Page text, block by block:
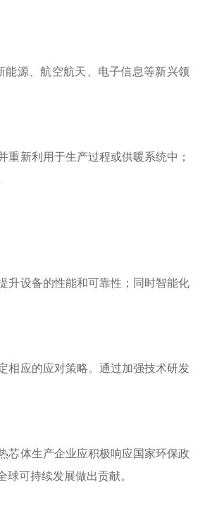
源、航空航天、电子信息等新兴领
新利用于生产过程或供暖系统中；
升设备的性能和可靠性；同时智能化
相应的应对策略。通过加强技术研发
芯体生产企业应积极响应国家环保政
可持续发展做出贡献。